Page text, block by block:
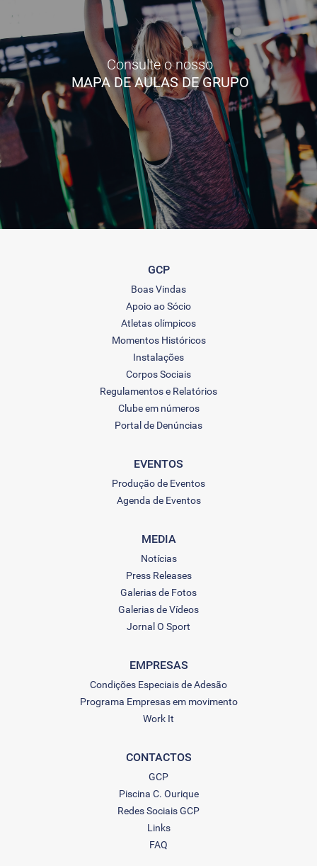
Consulte o nosso
MAPA DE AULAS DE GRUPO
GCP
Boas Vindas
Apoio ao Sócio
Atletas olímpicos
Momentos Históricos
Instalações
Corpos Sociais
Regulamentos e Relatórios
Clube em números
Portal de Denúncias
EVENTOS
Produção de Eventos
Agenda de Eventos
MEDIA
Notícias
Press Releases
Galerias de Fotos
Galerias de Vídeos
Jornal O Sport
EMPRESAS
Condições Especiais de Adesão
Programa Empresas em movimento
Work It
CONTACTOS
GCP
Piscina C. Ourique
Redes Sociais GCP
Links
FAQ